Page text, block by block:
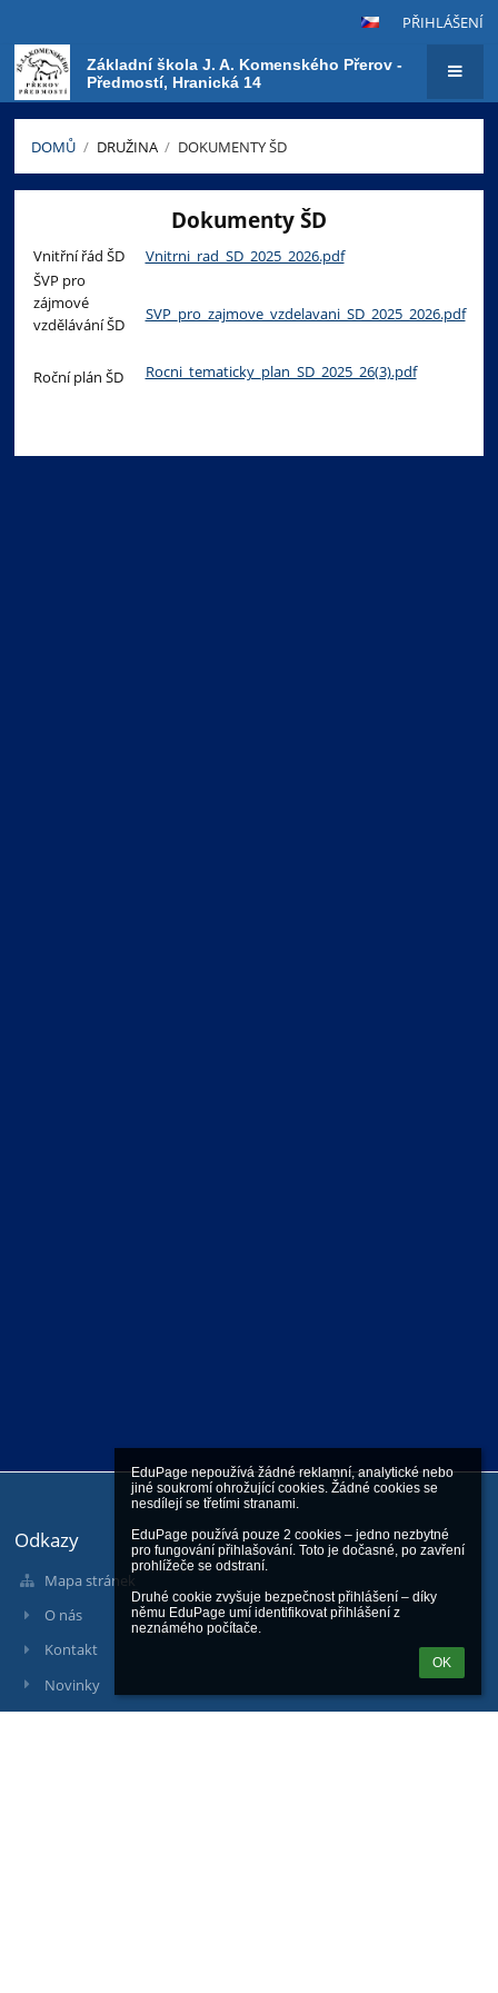
EduPage nepoužívá žádné reklamní, analytické nebo
jiné soukromí ohrožující cookies. Žádné cookies se
nesdílejí se třetími stranami.
EduPage používá pouze 2 cookies – jedno nezbytné
pro fungování přihlašování. Toto je dočasné, po zavření
prohlížeče se odstraní.
Druhé cookie zvyšuje bezpečnost přihlášení – díky
němu EduPage umí identifikovat přihlášení z
neznámého počítače.
OK
PŘIHLÁŠENÍ
Základní škola J. A. Komenského Přerov -
Předmostí, Hranická 14
DOMŮ / DRUŽINA / DOKUMENTY ŠD
Dokumenty ŠD
Vnitřní řád ŠD
Vnitrni_rad_SD_2025_2026.pdf
ŠVP pro
zájmové
vzdělávání ŠD
SVP_pro_zajmove_vzdelavani_SD_2025_2026.pdf
Roční plán ŠD Rocni_tematicky_plan_SD_2025_26(3).pdf
Odkazy
Mapa stránek
O nás
Kontakt
Novinky